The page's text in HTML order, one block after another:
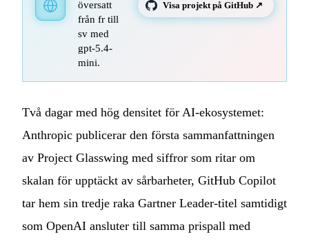
översatt
från fr till
sv med
gpt-5.4-
mini.
Visa projekt på GitHub ↗
Två dagar med hög densitet för AI-ekosystemet:
Anthropic publicerar den första sammanfattningen
av Project Glasswing med siffror som ritar om
skalan för upptäckt av sårbarheter, GitHub Copilot
tar hem sin tredje raka Gartner Leader-titel samtidigt
som OpenAI ansluter till samma prispall med